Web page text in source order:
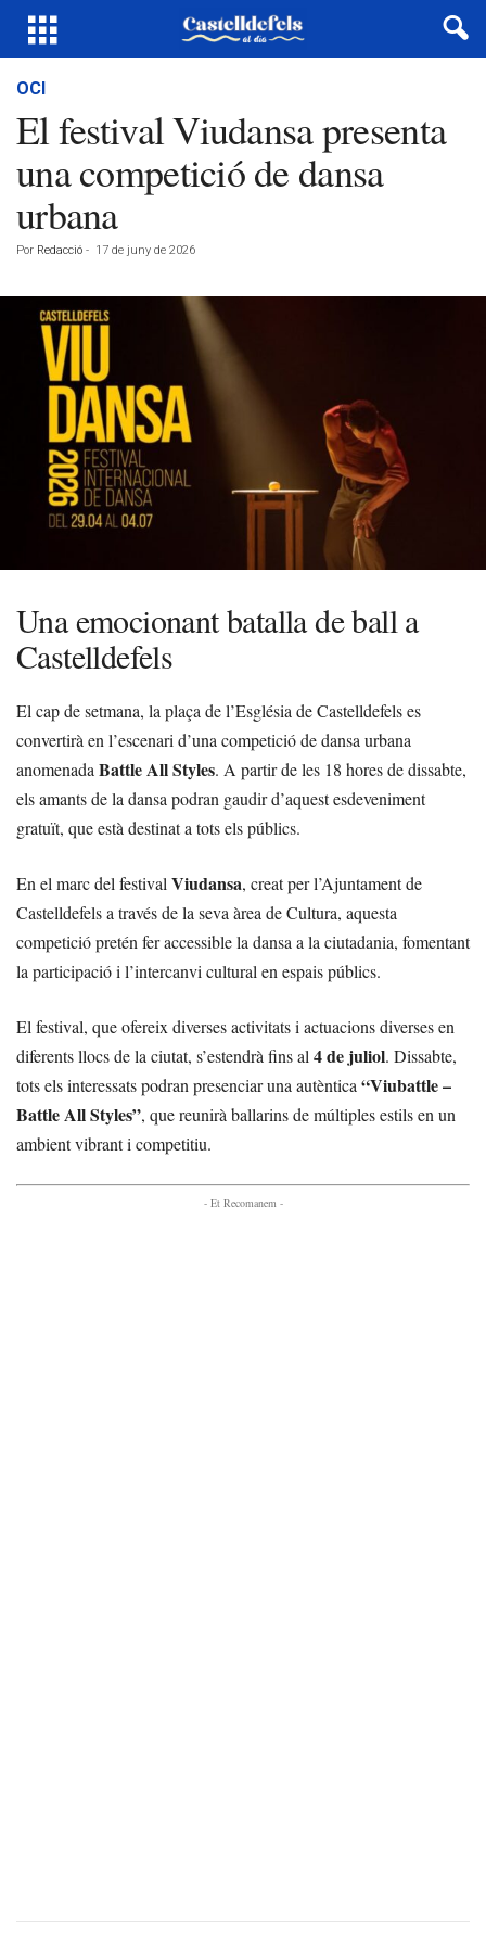
OCI
El festival Viudansa presenta
una competició de dansa
urbana
Por Redacció - 17 de juny de 2026
Una emocionant batalla de ball a
Castelldefels
El cap de setmana, la plaça de l’Església de Castelldefels es
convertirà en l’escenari d’una competició de dansa urbana
anomenada Battle All Styles. A partir de les 18 hores de dissabte,
els amants de la dansa podran gaudir d’aquest esdeveniment
gratuït, que està destinat a tots els públics.
En el marc del festival Viudansa, creat per l’Ajuntament de
Castelldefels a través de la seva àrea de Cultura, aquesta
competició pretén fer accessible la dansa a la ciutadania, fomentant
la participació i l’intercanvi cultural en espais públics.
El festival, que ofereix diverses activitats i actuacions diverses en
diferents llocs de la ciutat, s’estendrà fins al 4 de juliol. Dissabte,
tots els interessats podran presenciar una autèntica “Viubattle –
Battle All Styles”, que reunirà ballarins de múltiples estils en un
ambient vibrant i competitiu.
- Et Recomanem -